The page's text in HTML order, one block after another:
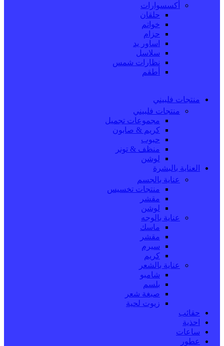
أكسسوارات
حلقان
خواتم
حزام
اساور يد
سلاسل
نظارات شمس
أطقم
منتجات فلبيني
منتجات فلبيني
مجموعات تجميل
كريم & صابون
حبوب
منظف & تونر
لوشن
العناية بالبشرة
عناية بالجسم
منتجات تخسيس
مقشر
لوشن
عناية بالوجه
ماسك
مقشر
سيرم
كريم
عناية بالشعر
شامبو
بلسم
صبغة شعر
زيوت لحية
حقائب
احذية
ساعات
عطور